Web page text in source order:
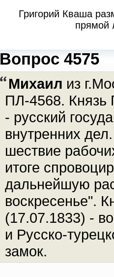
Григорий Кваша
прямой
Вопрос 4575
Михаил из
ПЛ-4568. Князь
- русский
внутренних
шествие
итоге
дальнейшую
воскресенье".
(17.07.1833) -
и Русско-
замок.